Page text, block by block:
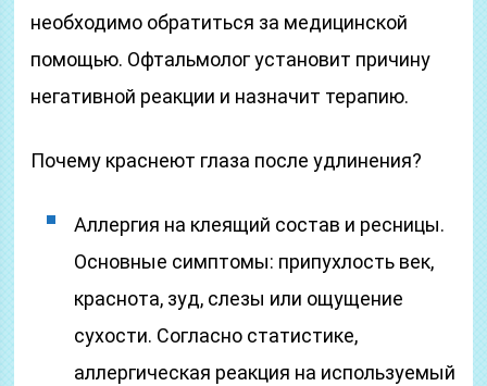
необходимо обратиться за медицинской
помощью. Офтальмолог установит причину
негативной реакции и назначит терапию.
Почему краснеют глаза после удлинения?
Аллергия на клеящий состав и ресницы.
Основные симптомы: припухлость век,
краснота, зуд, слезы или ощущение
сухости. Согласно статистике,
аллергическая реакция на используемый